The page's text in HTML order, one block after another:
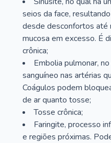
seios da face,
desde desconfortos até
mucosa em excesso. É
crônica;
Embolia pulmonar,
sanguíneo nas artérias
Coágulos podem
de ar quanto tosse;
Tosse crônica;
Faringite, processo
e regiões próximas.